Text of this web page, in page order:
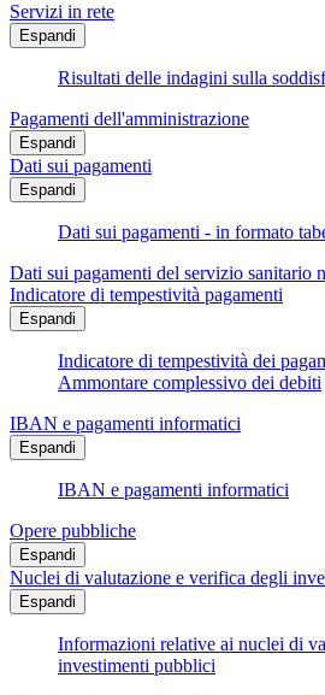
Servizi in rete
Espandi
Risultati delle indagini sulla
Pagamenti dell'amministrazione
Espandi
Dati sui pagamenti
Espandi
Dati sui pagamenti - in formato
Dati sui pagamenti del servizio sanitario
Indicatore di tempestività pagamenti
Espandi
Indicatore di tempestività dei
Ammontare complessivo dei debiti
IBAN e pagamenti informatici
Espandi
IBAN e pagamenti informatici
Opere pubbliche
Espandi
Nuclei di valutazione e verifica degli
Espandi
Informazioni relative ai nuclei di
investimenti pubblici